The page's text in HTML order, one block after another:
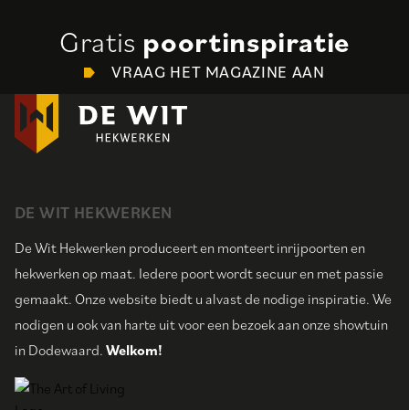
Gratis poortinspiratie
VRAAG HET MAGAZINE AAN
DE WIT HEKWERKEN
De Wit Hekwerken produceert en monteert inrijpoorten en
hekwerken op maat. Iedere poort wordt secuur en met passie
gemaakt. Onze website biedt u alvast de nodige inspiratie. We
nodigen u ook van harte uit voor een bezoek aan onze showtuin
in Dodewaard. Welkom!